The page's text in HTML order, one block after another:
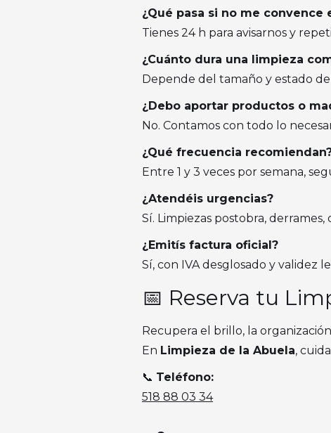
¿Qué pasa si no me convence
Tienes 24 h para avisarnos y
¿Cuánto dura una limpieza
Depende del tamaño y estado
¿Debo aportar productos o
No. Contamos con todo lo
¿Qué frecuencia
Entre 1 y 3 veces por semana,
¿Atendéis urgencias?
Sí. Limpiezas postobra,
¿Emitís factura oficial?
Sí, con IVA desglosado y validez
📅 Reserva tu
Recupera el brillo, la
En Limpieza de la Abuela,
📞 Teléfono:
518 88 03 34